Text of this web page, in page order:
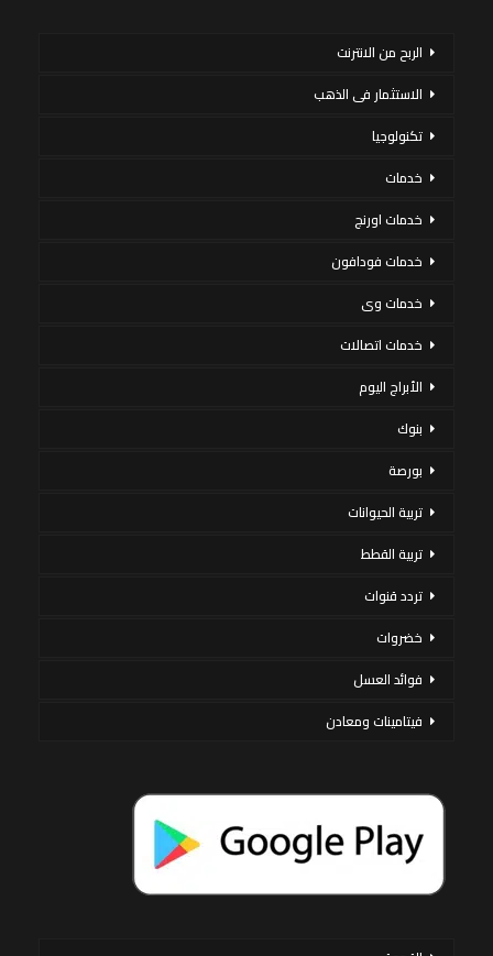
الربح من الانترنت
الاستثمار فى الذهب
تكنولوجيا
خدمات
خدمات اورنج
خدمات فودافون
خدمات وى
خدمات اتصالات
الأبراج اليوم
بنوك
بورصة
تربية الحيوانات
تربية القطط
تردد قنوات
خضروات
فوائد العسل
فيتامينات ومعادن